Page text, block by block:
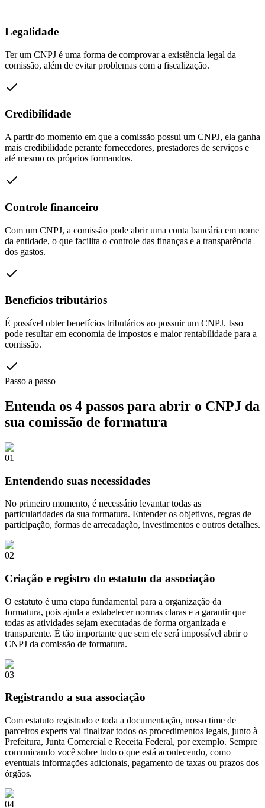
Legalidade
Ter um CNPJ é uma forma de comprovar a existência legal da
comissão, além de evitar problemas com a fiscalização.
Credibilidade
A partir do momento em que a comissão possui um CNPJ, ela ganha
mais credibilidade perante fornecedores, prestadores de serviços e
até mesmo os próprios formandos.
Controle financeiro
Com um CNPJ, a comissão pode abrir uma conta bancária em nome
da entidade, o que facilita o controle das finanças e a transparência
dos gastos.
Benefícios tributários
É possível obter benefícios tributários ao possuir um CNPJ. Isso
pode resultar em economia de impostos e maior rentabilidade para a
comissão.
Passo a passo
Entenda os 4 passos para abrir o CNPJ da
sua comissão de formatura
01
Entendendo suas necessidades
No primeiro momento, é necessário levantar todas as
particularidades da sua formatura. Entender os objetivos, regras de
participação, formas de arrecadação, investimentos e outros detalhes.
02
Criação e registro do estatuto da associação
O estatuto é uma etapa fundamental para a organização da
formatura, pois ajuda a estabelecer normas claras e a garantir que
todas as atividades sejam executadas de forma organizada e
transparente. É tão importante que sem ele será impossível abrir o
CNPJ da comissão de formatura.
03
Registrando a sua associação
Com estatuto registrado e toda a documentação, nosso time de
parceiros experts vai finalizar todos os procedimentos legais, junto à
Prefeitura, Junta Comercial e Receita Federal, por exemplo. Sempre
comunicando você sobre tudo o que está acontecendo, como
eventuais informações adicionais, pagamento de taxas ou prazos dos
órgãos.
04